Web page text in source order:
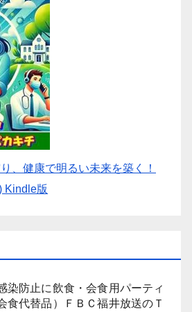
、健康で明るい未来を築く！
Kindle版
染防止に飲食・会食用パーティ
食代替品）ＦＢＣ福井放送のＴ